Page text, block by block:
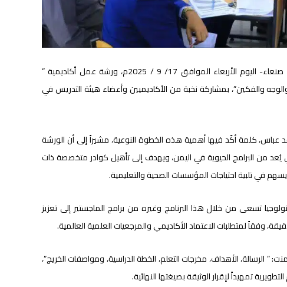
نظّمت كلية طب الأسنان بجامعة العلوم والتكنولوجيا – صنعاء- اليوم الأربعاء الموافق 17/ 9 / 2025م، ورشة عمل أكاديمية ”
والفكين”، بمشاركة نخبة من الأكاديميين وأعضاء هيئة التدريس في
عباس، كلمة أكّد فيها أهمية هذه الخطوة النوعية، مشيراً إلى أن الورشة
يُعد من البرامج الحيوية في اليمن، ويهدف إلى تأهيل كوادر متخصصة ذات
في تلبية احتياجات المؤسسات الصحية والتعليمية.
تسعى من خلال هذا البرنامج وغيره من برامج الماجستير إلى تعزيز
وفقاً لمتطلبات الاعتماد الأكاديمي والمرجعيات العلمية العالمية.
الرسالة، الأهداف، مخرجات التعلم، الخطة الدراسية، ومواصفات الخريج”،
تمهيداً لإقرار الوثيقة بصيغتها النهائية.